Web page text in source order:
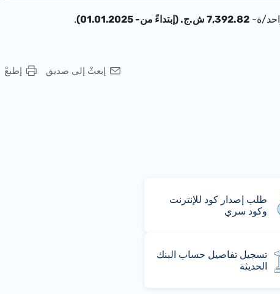
ة- 7,392.82 ش.ج. (إبتداءً من- 01.01.2025) .
إطبعْ إبعثْ إلى صديق
طلب إصدار كود للإنترنت
وكود سري
تسجيل تفاصيل حساب البنك
الحديثة